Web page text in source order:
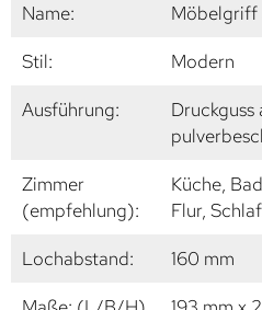
Name:
Möbelgriff
Stil:
Modern
Ausführung:
Zimmer
(empfehlung):
Küche,
Flur,
Lochabstand:
160 mm